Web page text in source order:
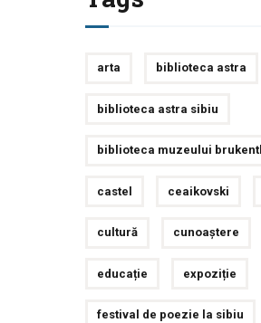
arta biblioteca astra
biblioteca astra sibiu
biblioteca muzeului
castel ceaikovski
cultură cunoaștere
educație expoziție
festival de poezie la sibiu